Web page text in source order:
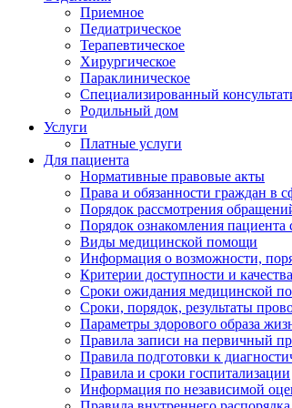
Приемное
Педиатрическое
Терапевтическое
Хирургическое
Параклиническое
Специализированный
Родильный дом
Услуги
Платные услуги
Для пациента
Нормативные правовые акты
Права и обязанности граждан в
Порядок рассмотрения
Порядок ознакомления
Виды медицинской помощи
Информация о возможности,
Критерии доступности и
Сроки ожидания медицинской
Сроки, порядок, результаты
Параметры здорового образа
Правила записи на первичный
Правила подготовки к
Правила и сроки госпитализации
Информация по независимой